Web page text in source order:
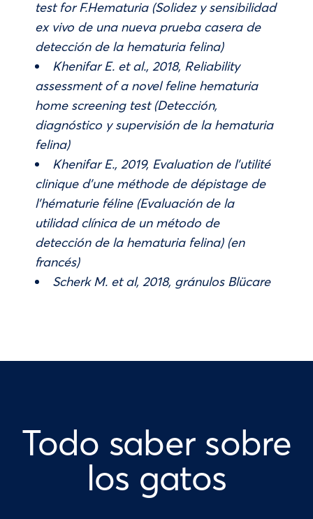
test for F.Hematuria (Solidez y sensibilidad
ex vivo de una nueva prueba casera de
detección de la hematuria felina)
Khenifar E. et al., 2018, Reliability
assessment of a novel feline hematuria
home screening test (Detección,
diagnóstico y supervisión de la hematuria
felina)
Khenifar E., 2019, Evaluation de l’utilité
clinique d’une méthode de dépistage de
l’hématurie féline (Evaluación de la
utilidad clínica de un método de
detección de la hematuria felina) (en
francés)
Scherk M. et al, 2018, gránulos Blücare
Todo saber sobre
los gatos